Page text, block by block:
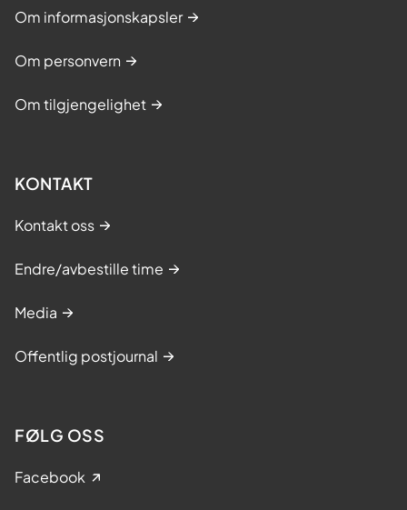
Om informasjonskapsler
Om personvern
Om tilgjengelighet
KONTAKT
Kontakt oss
Endre/avbestille time
Media
Offentlig postjournal
FØLG OSS
Facebook